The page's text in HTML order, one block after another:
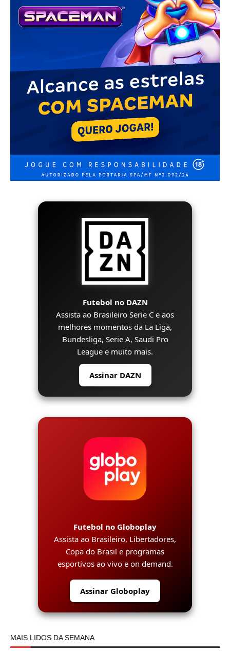
Futebol no DAZN
Assista ao Brasileiro Serie C e aos
melhores momentos da La Liga,
Bundesliga, Serie A, Saudi Pro
League e muito mais.
Assinar DAZN
Futebol no Globoplay
Assista ao Brasileiro, Libertadores,
Copa do Brasil e programas
esportivos ao vivo e on demand.
Assinar Globoplay
MAIS LIDOS DA SEMANA